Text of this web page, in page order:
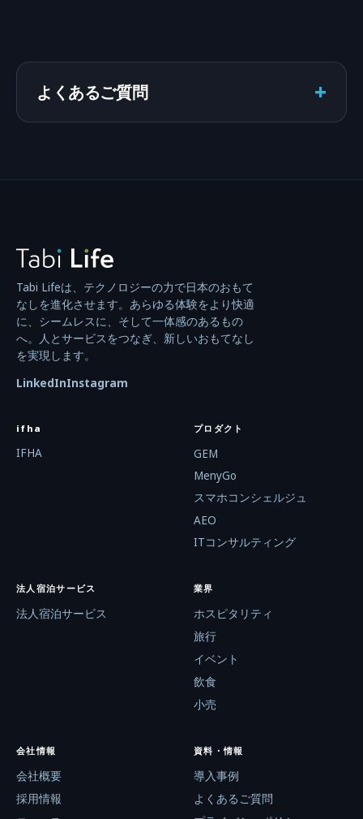
よくあるご質問 +
Tabi Lifeは、テクノロジーの力で日本のおもて
なしを進化させます。あらゆる体験をより快適
に、シームレスに、そして一体感のあるもの
へ。人とサービスをつなぎ、新しいおもてなし
を実現します。
LinkedInInstagram
ifha
IFHA
プロダクト
GEM
MenyGo
スマホコンシェルジュ
AEO
ITコンサルティング
法人宿泊サービス
法人宿泊サービス
業界
ホスピタリティ
旅行
イベント
飲食
小売
会社情報
会社概要
採用情報
資料・情報
導入事例
よくあるご質問